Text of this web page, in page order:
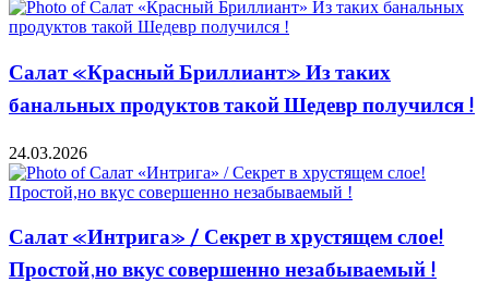
Салат «Красный Бриллиант» Из таких
банальных продуктов такой Шедевр получился !
24.03.2026
Салат «Интрига» / Секрет в хрустящем слое!
Простой,но вкус совершенно незабываемый !